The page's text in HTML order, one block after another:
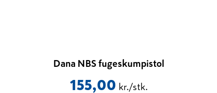
Dana NBS fugeskumpistol
155,00 kr./stk.